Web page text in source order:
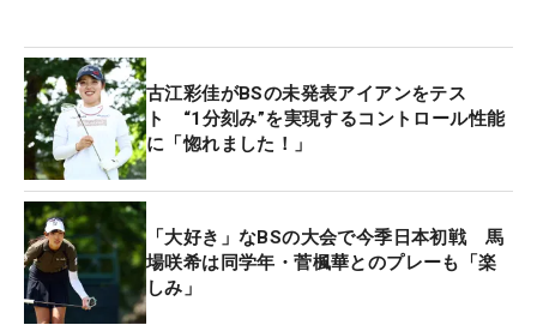
古江彩佳がBSの未発表アイアンをテス
ト “1分刻み”を実現するコントロール性能
に「惚れました！」
「大好き」なBSの大会で今季日本初戦 馬
場咲希は同学年・菅楓華とのプレーも「楽
しみ」